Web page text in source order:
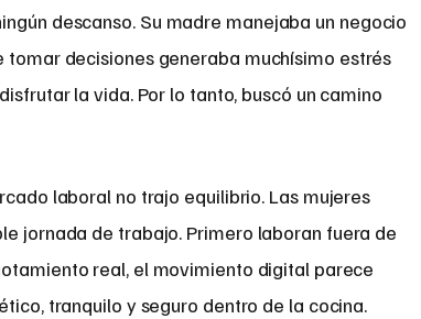
descanso. Su madre manejaba un negocio
decisiones generaba muchísimo estrés
la vida. Por lo tanto, buscó un camino
laboral no trajo equilibrio. Las mujeres
jornada de trabajo. Primero laboran fuera de
real, el movimiento digital parece
tranquilo y seguro dentro de la cocina.